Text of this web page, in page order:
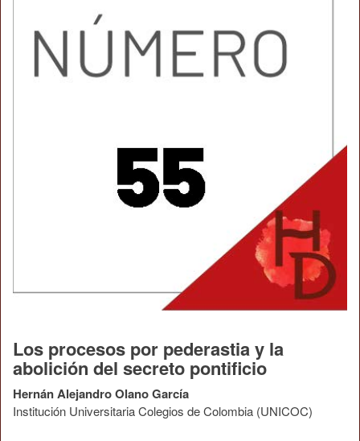
Los procesos por pederastia y la
abolición del secreto pontificio
Hernán Alejandro Olano García
Institución Universitaria Colegios de Colombia (UNICOC)